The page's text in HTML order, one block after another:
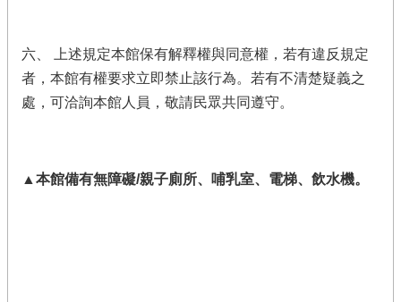
六、 上述規定本館保有解釋權與同意權，若有違反規定
者，本館有權要求立即禁止該行為。若有不清楚疑義之
處，可洽詢本館人員，敬請民眾共同遵守。
▲本館備有無障礙/親子廁所、哺乳室、電梯、飲水機。